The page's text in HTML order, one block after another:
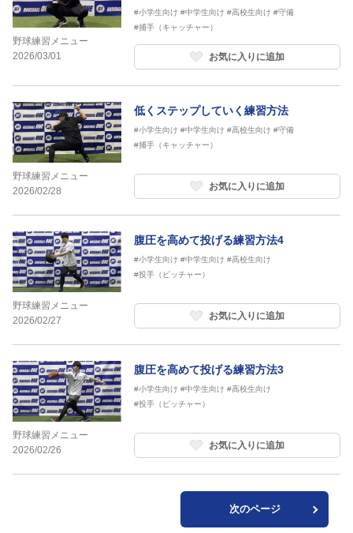
野球練習メニュー
2026/03/01
#小学生向け #中学生向け #高校生向け #守備
#捕手（キャッチャー）
お気に入りに追加
野球練習メニュー
2026/02/28
低くステップしていく練習方法
#小学生向け #中学生向け #高校生向け #守備
#捕手（キャッチャー）
お気に入りに追加
野球練習メニュー
2026/02/27
腹圧を高めて投げる練習方法4
#小学生向け #中学生向け #高校生向け
#投手（ピッチャー）
お気に入りに追加
野球練習メニュー
2026/02/26
腹圧を高めて投げる練習方法3
#小学生向け #中学生向け #高校生向け
#投手（ピッチャー）
お気に入りに追加
次のページ